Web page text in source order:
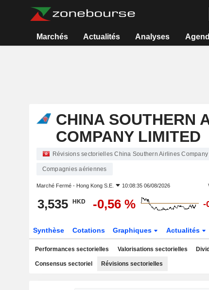
Marchés Actualités Analyses
CHINA SOUTHERN
COMPANY LIMITED
Révisions sectorielles China Southern Airlines
Compagnies aériennes
Marché Fermé - Hong Kong S.E. 10:08:35 06/08/2026
3,535 HKD -0,56 % -
Synthèse Cotations Graphiques Actualités
Performances sectorielles Valorisations sectorielles
Consensus sectoriel Révisions sectorielles